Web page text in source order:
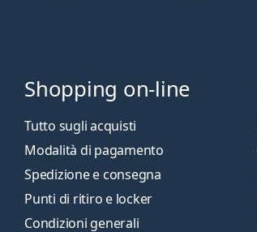
Shopping on-line
Tutto sugli acquisti
Modalità di pagamento
Spedizione e consegna
Punti di ritiro e locker
Condizioni generali